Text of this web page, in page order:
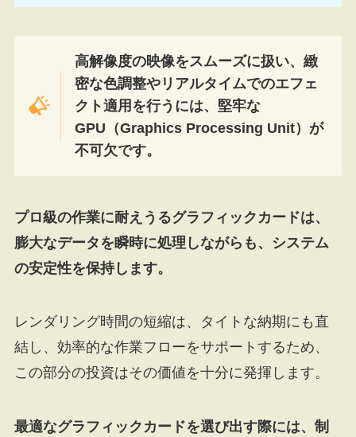
高解像度の映像をスムーズに扱い、緻
密な色調整やリアルタイムでのエフェ
クト適用を行うには、堅牢な
GPU（Graphics Processing Unit）が
不可欠です。
プロ級の作業に耐えうるグラフィックカードは、
膨大なデータを瞬時に処理しながらも、システム
の安定性を保持します。
レンダリング時間の短縮は、タイトな納期にも直
結し、効率的な作業フローをサポートするため、
この部分の投資はその価値を十分に発揮します。
最適なグラフィックカードを選び出す際には、制